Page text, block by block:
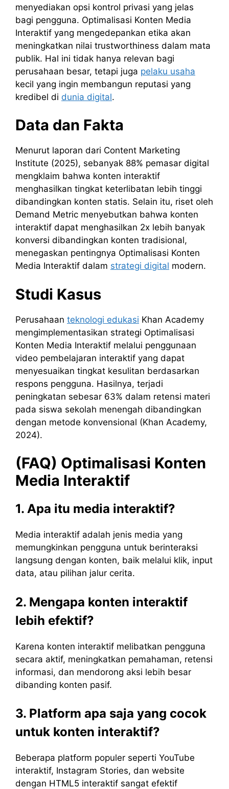
menyediakan opsi kontrol privasi yang jelas
bagi pengguna. Optimalisasi Konten Media
Interaktif yang mengedepankan etika akan
meningkatkan nilai trustworthiness dalam mata
publik. Hal ini tidak hanya relevan bagi
perusahaan besar, tetapi juga pelaku usaha
kecil yang ingin membangun reputasi yang
kredibel di dunia digital.
Data dan Fakta
Menurut laporan dari Content Marketing
Institute (2025), sebanyak 88% pemasar digital
mengklaim bahwa konten interaktif
menghasilkan tingkat keterlibatan lebih tinggi
dibandingkan konten statis. Selain itu, riset oleh
Demand Metric menyebutkan bahwa konten
interaktif dapat menghasilkan 2x lebih banyak
konversi dibandingkan konten tradisional,
menegaskan pentingnya Optimalisasi Konten
Media Interaktif dalam strategi digital modern.
Studi Kasus
Perusahaan teknologi edukasi Khan Academy
mengimplementasikan strategi Optimalisasi
Konten Media Interaktif melalui penggunaan
video pembelajaran interaktif yang dapat
menyesuaikan tingkat kesulitan berdasarkan
respons pengguna. Hasilnya, terjadi
peningkatan sebesar 63% dalam retensi materi
pada siswa sekolah menengah dibandingkan
dengan metode konvensional (Khan Academy,
2024).
(FAQ) Optimalisasi Konten
Media Interaktif
1. Apa itu media interaktif?
Media interaktif adalah jenis media yang
memungkinkan pengguna untuk berinteraksi
langsung dengan konten, baik melalui klik, input
data, atau pilihan jalur cerita.
2. Mengapa konten interaktif
lebih efektif?
Karena konten interaktif melibatkan pengguna
secara aktif, meningkatkan pemahaman, retensi
informasi, dan mendorong aksi lebih besar
dibanding konten pasif.
3. Platform apa saja yang cocok
untuk konten interaktif?
Beberapa platform populer seperti YouTube
interaktif, Instagram Stories, dan website
dengan HTML5 interaktif sangat efektif